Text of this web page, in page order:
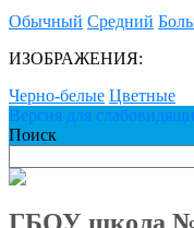
Обычный Средний
ИЗОБРАЖЕНИЯ:
Черно-белые Цветные
Версия для
Поиск